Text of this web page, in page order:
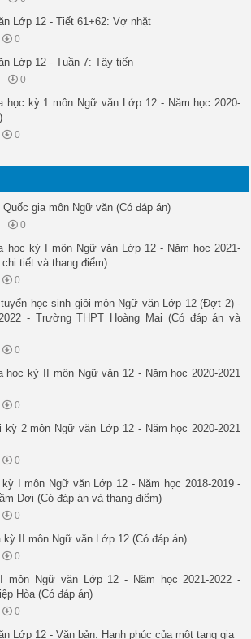
Lớp 12 - Tiết 61+62: Vợ nhặt
0
Lớp 12 - Tuần 7: Tây tiến
0
học kỳ 1 môn Ngữ văn Lớp 12 - Năm học 2020-
0
gia môn Ngữ văn (Có đáp án)
0
học kỳ I môn Ngữ văn Lớp 12 - Năm học 2021-
chi tiết và thang điểm)
0
học sinh giỏi môn Ngữ văn Lớp 12 (Đợt 2) -
- Trường THPT Hoàng Mai (Có đáp án và
0
học kỳ II môn Ngữ văn 12 - Năm học 2020-2021
0
2 môn Ngữ văn Lớp 12 - Năm học 2020-2021
0
I môn Ngữ văn Lớp 12 - Năm học 2018-2019 -
Dơi (Có đáp án và thang điểm)
0
II môn Ngữ văn Lớp 12 (Có đáp án)
0
Ngữ văn Lớp 12 - Năm học 2021-2022 -
Hòa (Có đáp án)
0
Lớp 12 - Văn bản: Hạnh phúc của một tang gia